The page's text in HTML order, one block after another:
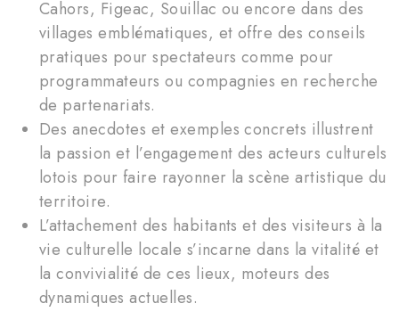
Cahors, Figeac, Souillac ou encore dans des
villages emblématiques, et offre des conseils
pratiques pour spectateurs comme pour
programmateurs ou compagnies en recherche
de partenariats.
Des anecdotes et exemples concrets illustrent
la passion et l’engagement des acteurs culturels
lotois pour faire rayonner la scène artistique du
territoire.
L’attachement des habitants et des visiteurs à la
vie culturelle locale s’incarne dans la vitalité et
la convivialité de ces lieux, moteurs des
dynamiques actuelles.